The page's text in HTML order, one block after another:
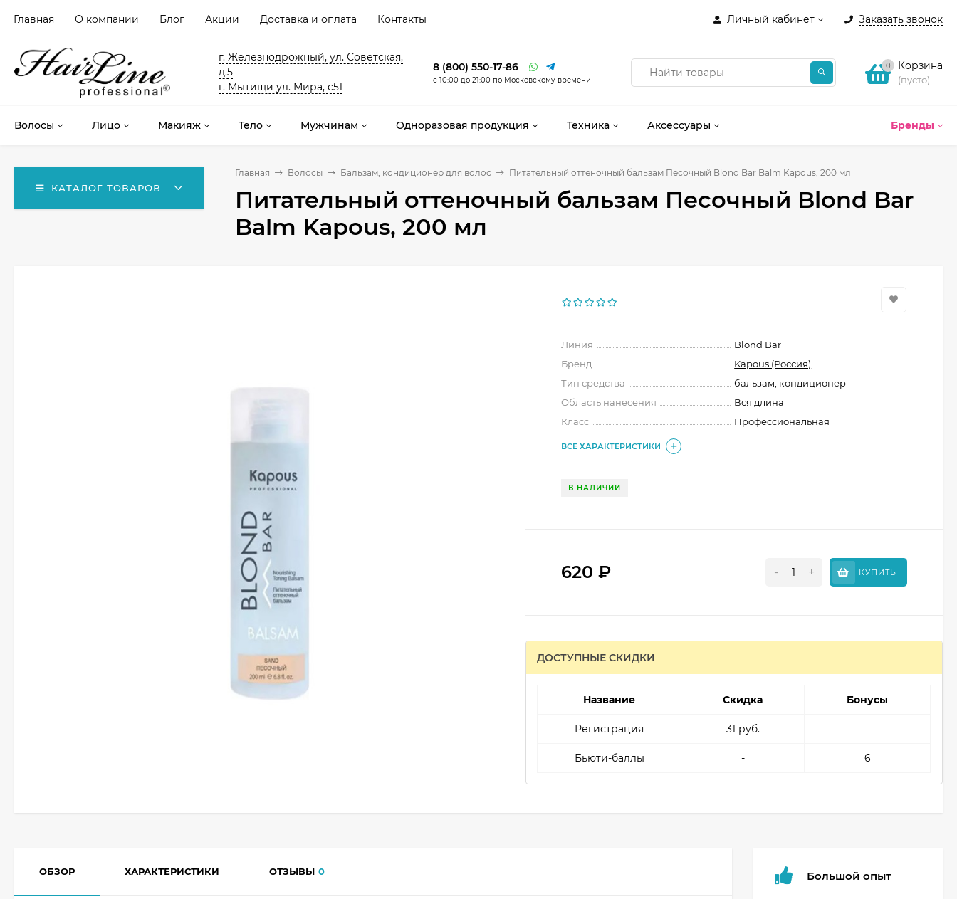
Личный кабинет Заказать звонок
Главная О компании Блог Акции Доставка и оплата Контакты
г. Железнодрожный, ул. Советская,
д.5
г. Мытищи ул. Мира, с51
8 (800) 550-17-86
с 10:00 до 21:00 по Московскому времени
0 Корзина
(пусто)
Бренды
Волосы Лицо Макияж Тело Мужчинам Одноразовая продукция Техника Аксессуары
КАТАЛОГ ТОВАРОВ
Главная Волосы Бальзам, кондиционер для волос Питательный оттеночный бальзам Песочный Blond Bar Balm Kapous, 200 мл
Питательный оттеночный бальзам Песочный Blond Bar
Balm Kapous, 200 мл
Линия
Blond Bar
Бренд
Kapous (Россия)
Тип средства
бальзам, кондиционер
Область нанесения
Вся длина
Класс
Профессиональная
ВСЕ ХАРАКТЕРИСТИКИ
В НАЛИЧИИ
620₽ - + КУПИТЬ
ДОСТУПНЫЕ СКИДКИ
Название Скидка Бонусы
Регистрация 31 руб.
Бьюти-баллы - 6
ОБЗОР ХАРАКТЕРИСТИКИ ОТЗЫВЫ 0 Большой опыт